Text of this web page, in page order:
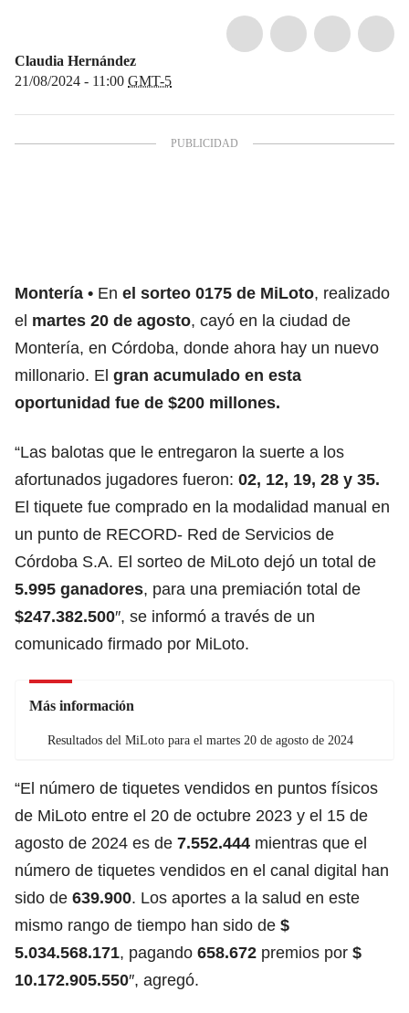
Claudia Hernández
21/08/2024 - 11:00 GMT-5
Montería En el sorteo 0175 de MiLoto, realizado
el martes 20 de agosto, cayó en la ciudad de
Montería, en Córdoba, donde ahora hay un nuevo
millonario. El gran acumulado en esta
oportunidad fue de $200 millones.
“Las balotas que le entregaron la suerte a los
afortunados jugadores fueron: 02, 12, 19, 28 y 35.
El tiquete fue comprado en la modalidad manual en
un punto de RECORD- Red de Servicios de
Córdoba S.A. El sorteo de MiLoto dejó un total de
5.995 ganadores, para una premiación total de
$247.382.500″, se informó a través de un
comunicado firmado por MiLoto.
Más información
Resultados del MiLoto para el martes 20 de agosto de 2024
“El número de tiquetes vendidos en puntos físicos
de MiLoto entre el 20 de octubre 2023 y el 15 de
agosto de 2024 es de 7.552.444 mientras que el
número de tiquetes vendidos en el canal digital han
sido de 639.900. Los aportes a la salud en este
mismo rango de tiempo han sido de $
5.034.568.171, pagando 658.672 premios por $
10.172.905.550″, agregó.